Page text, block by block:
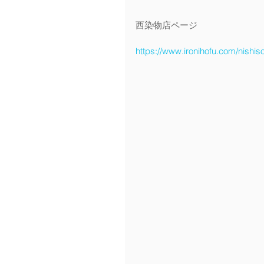
西染物店ページ
https://www.ironihofu.com/